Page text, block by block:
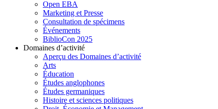
Open EBA
Marketing et Presse
Consultation de spécimens
Événements
BiblioCon 2025
Domaines d’activité
Aperçu des Domaines d’activité
Arts
Éducation
Études anglophones
Études germaniques
Histoire et sciences politiques